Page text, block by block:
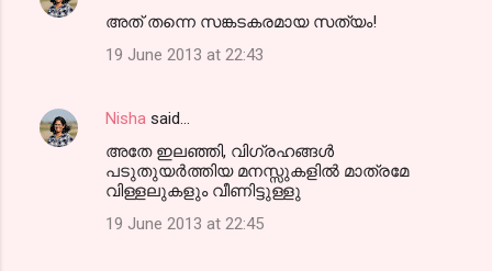
അത് തന്നെ സങ്കടകരമായ സത്യം!
19 June 2013 at 22:43
Nisha said…
അതേ ഇലഞ്ഞി, വിഗ്രഹങ്ങള്‍
പടുതുയര്‍ത്തിയ മനസ്സുകളില്‍ മാത്രമേ
വിള്ളലുകളും വീണിട്ടുള്ളു
19 June 2013 at 22:45